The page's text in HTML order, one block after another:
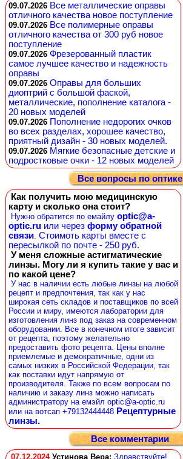
09.07.2026 Все металлические оправы
отличного качества новое поступление
09.07.2026 Все полимерные оправы
отличного качества от 300 руб новое
поступление
09.07.2026 Фрезерованный пластик
самое лучшее качество и надежность
оправы
09.07.2026 Оправы для больших
диоптрий с большой фаской,
металлические, пополнение каталога -
20 новых моделей
09.07.2026 Пополнение недорогих очков
во всех разделах, хорошее качество,
приятный дизайн - 30 новых моделей.
09.07.2026 Мягкие безопасные детские и
подростковые очки - 12 новых моделей
Все вопросы по оптике
Как получить мою медицинскую
карту и сколько она стоит?
Нужно обратится по емайлу optic@a-
optic.ru или через форму обратной
связи. Стоимоть карты вместе с
пересылкой по почте - 250 руб.
У меня сложные астигматические
линзы. Могу ли я купить такие у вас и
по какой цене?
У нас в наличии есть любые линзы на любой
рецепт и предпочтения, так как у нас
широкая сеть складов и поставщиков по всей
России и миру, имеются лаборатории для
изготовления линз под заказ на современном
оборудовании. Все в конечном итоге зависит
от рецепта, поэтому желательно
предоставить фото рецепта. Цены вполне
приемлемые и демократичные, одни из
самых низких в Российской Федерации, так
как поставки идут напрямую от
производителя. Также по всем вопросам по
наличию и заказу линз можно написать
администратору на емэйл optic@a-optic.ru
или на вотсап +79132444448 Рецептурные
линзы.
Все комментарии
07.12.2024 Устинова Вера: Здравствуйте!